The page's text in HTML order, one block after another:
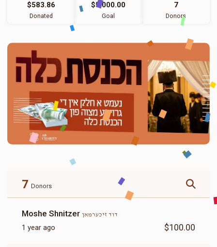
$583.86
Donated
$5,000.00
Goal
7
Donors
7 Donors
Moshe Shnitzer דוד זיכערמאן
1 year ago $100.00